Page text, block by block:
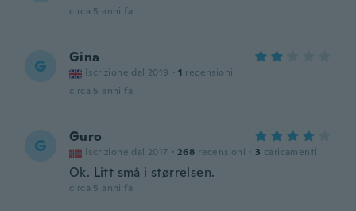
circa 5 anni fa
G Gina
Iscrizione dal 2019 · 1 recensioni
circa 5 anni fa
G Guro
Iscrizione dal 2017 · 268 recensioni · 3 caricamenti
Ok. Litt små i størrelsen.
circa 5 anni fa